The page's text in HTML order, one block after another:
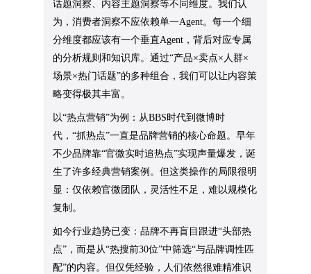
话题洞察、内容主题洞察等不同维度。我们认
为，消费者洞察不应依赖单一Agent。每一个细
分维度都应该有一个垂直Agent，背后对应专属
的分析规则和知识库。通过“产品×卖点×人群×
场景×热门话题”的多种组合，我们可以让内容策
略变得极其丰富。
以“热点营销”为例：从BBS时代到微博时
代，“抓热点”一直是品牌营销的核心命题。早年
不少品牌靠“官微实时追热点”实现声量爆发，诞
生了许多经典营销案例。但这类操作的局限很明
显：仅依赖官微团队，灵活性不足，难以规模化
复制。
如今行业趋势已变：品牌不再盲目跟进“头部热
点”，而是从“热搜前30位”中筛选“与品牌调性匹
配”的内容。但仅凭经验，人们依然很难精准识